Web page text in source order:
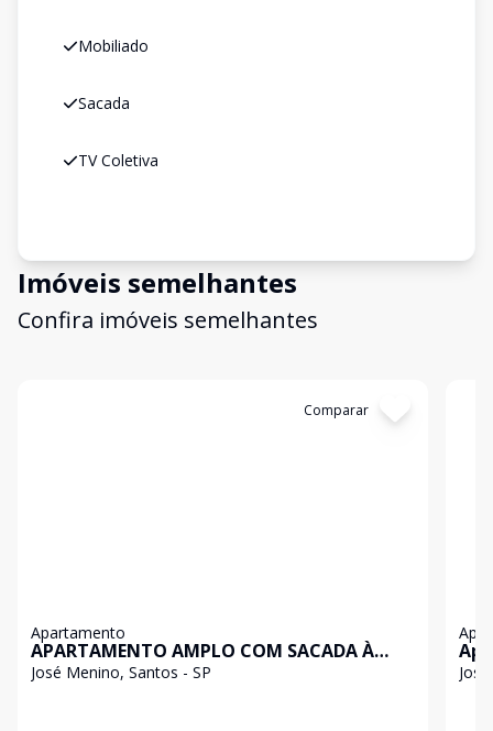
Mobiliado
Sacada
TV Coletiva
Imóveis semelhantes
Confira imóveis semelhantes
Comparar
Apartamento
APARTAMENTO AMPLO COM SACADA À
VENDA NO JOSÉ MENINO - 118m² - 1
José Menino, Santos - SP